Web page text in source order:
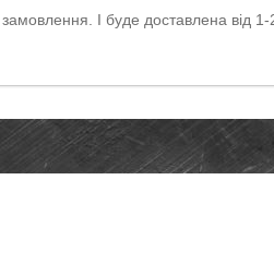
І буде доставлена від